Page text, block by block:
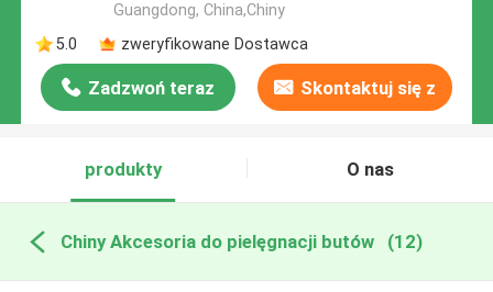
Guangdong, China,Chiny
5.0
zweryfikowane Dostawca
Zadzwoń teraz Skontaktuj się z
produkty
O nas
Chiny Akcesoria do pielęgnacji butów (12)